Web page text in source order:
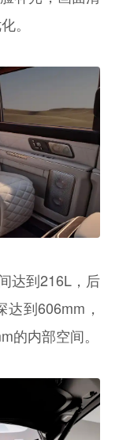
。
达到216L，后
到606mm，
的内部空间。